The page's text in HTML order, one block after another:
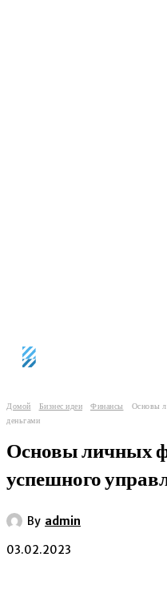
Домой Бизнес идеи Финансы
Основы
деньгами
Основы личных
успешного
By admin
03.02.2023